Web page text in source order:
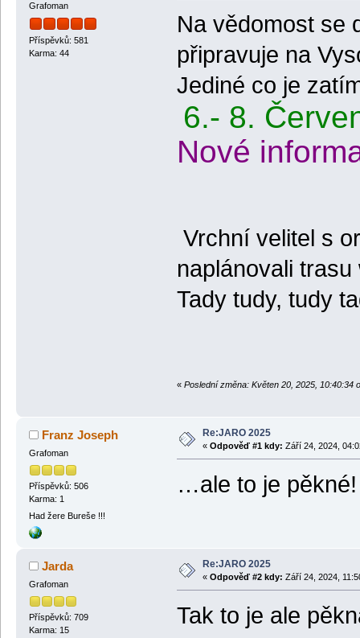
Grafoman
Příspěvků: 581
Karma: 44
Na vědomost se
připravuje na
Jediné co je
6.- 8.
Nové
Vrchní velitel s
naplánovali
Tady tudy, tudy
« Poslední změna: Květen 20, 2025, 10:40:34
Franz Joseph
Grafoman
Příspěvků: 506
Karma: 1
Had žere Bureše !!!
Re:JARO 2025
« Odpověď #1 kdy: Září 24, 2024,
…ale to je
Jarda
Grafoman
Příspěvků: 709
Karma: 15
Re:JARO 2025
« Odpověď #2 kdy: Září 24, 2024,
Tak to je ale